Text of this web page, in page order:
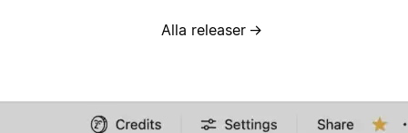
Alla releaser →